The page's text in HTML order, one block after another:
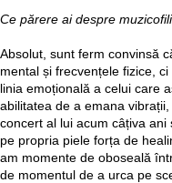
Ce părere ai despre
Absolut, sunt ferm convinsă
mental și frecvențele fizice,
linia emoțională a celui care
abilitatea de a emana
concert al lui acum câțiva
pe propria piele forța de
am momente de oboseală
de momentul de a urca pe